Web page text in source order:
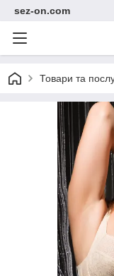
sez-on.com
Товари та